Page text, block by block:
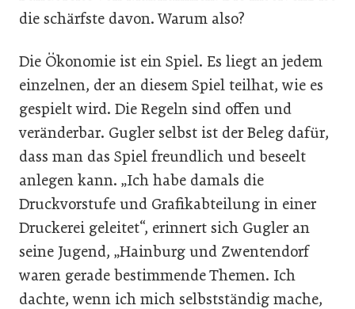
die schärfste davon. Warum also?
Die Ökonomie ist ein Spiel. Es liegt an jedem
einzelnen, der an diesem Spiel teilhat, wie es
gespielt wird. Die Regeln sind offen und
veränderbar. Gugler selbst ist der Beleg dafür,
dass man das Spiel freundlich und beseelt
anlegen kann. „Ich habe damals die
Druckvorstufe und Grafikabteilung in einer
Druckerei geleitet“, erinnert sich Gugler an
seine Jugend, „Hainburg und Zwentendorf
waren gerade bestimmende Themen. Ich
dachte, wenn ich mich selbstständig mache,